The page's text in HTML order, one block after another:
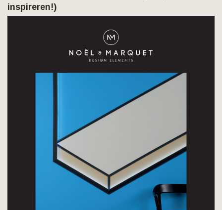
inspireren!)